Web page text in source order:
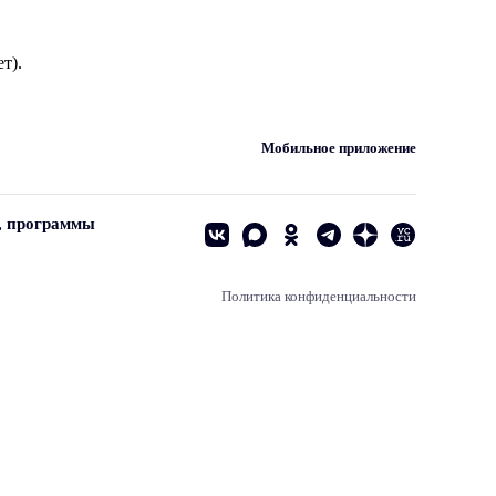
Мобильное приложение
программы
Политика конфиденциальности